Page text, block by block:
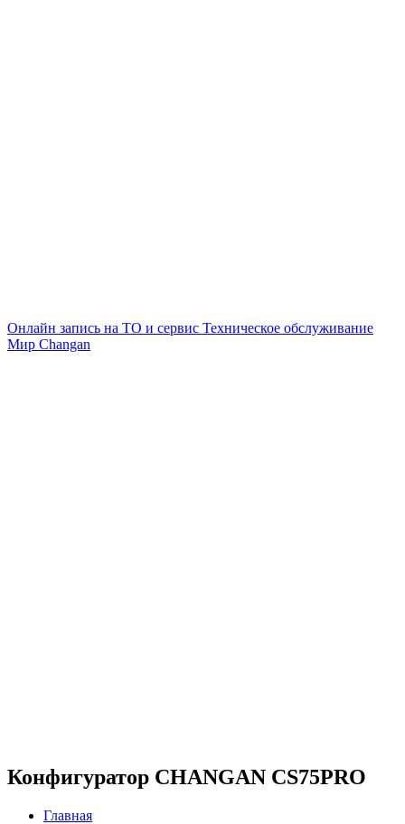
Онлайн запись на ТО и сервис Техническое обслуживание
Мир Changan
Конфигуратор CHANGAN CS75PRO
Главная